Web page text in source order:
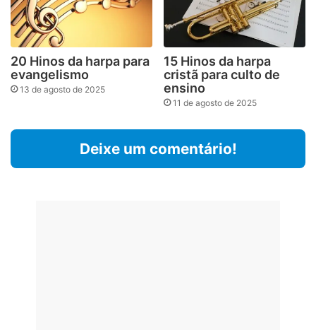
20 Hinos da harpa para
evangelismo
13 de agosto de 2025
15 Hinos da harpa
cristã para culto de
ensino
11 de agosto de 2025
Deixe um comentário!